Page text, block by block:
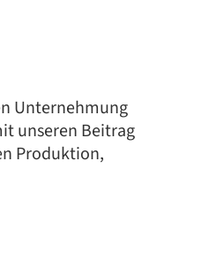
Unternehmung
unseren Beitrag
Produktion,